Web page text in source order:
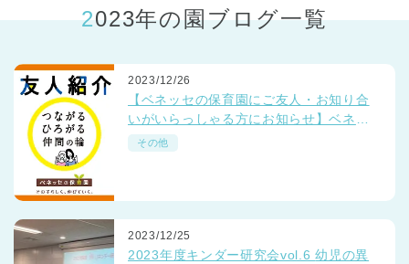
2023年の園ブログ一覧
2023/12/26
【ベネッセの保育園にご友人・お知り合
いがいらっしゃる方にお知らせ】ベネッ
セの保育園でいっしょに働きませんか？
その他
2023/12/25
2023年度キンダー研究会vol.6 幼児の異